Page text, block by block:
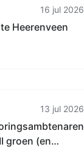
16 jul 2026
Heerenveen
13 jul 2026
groen (en